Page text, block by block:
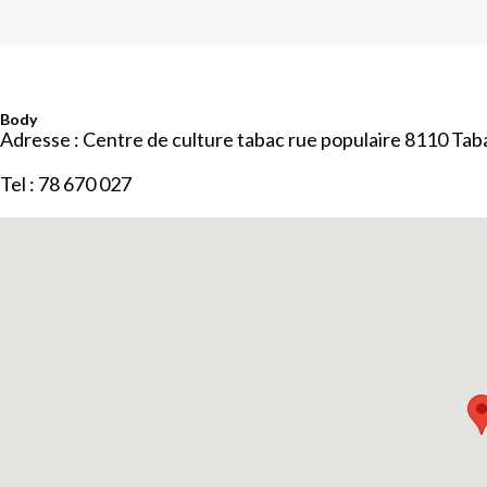
Body
Adresse : Centre de culture tabac rue populaire 8110
Tel : 78 670 027